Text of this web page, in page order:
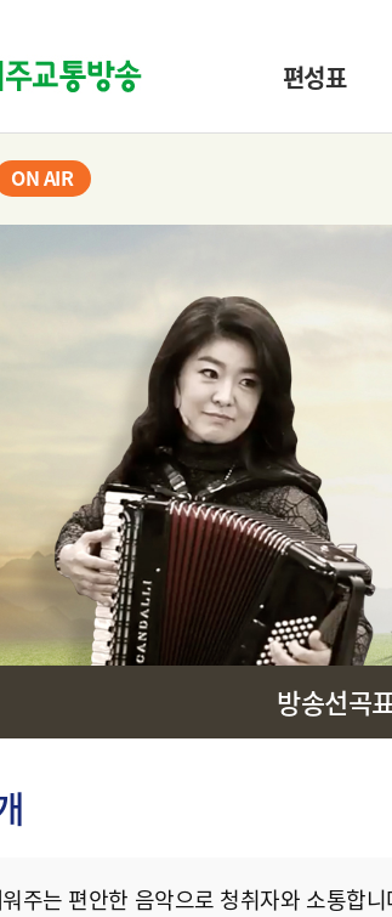
편성표
ON AIR
방송선곡
주는 편안한 음악으로 청취자와 소통합니